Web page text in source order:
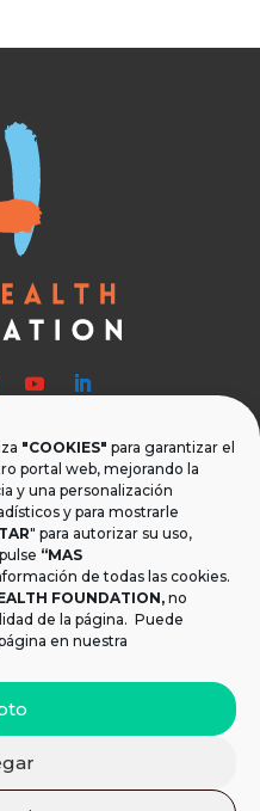
"COOKIES" para garantizar el
portal web, mejorando la
y una personalización
y para mostrarle
" para autorizar su uso,
“MAS
de todas las cookies.
FOUNDATION, no
de la página. Puede
en nuestra
2. 41001, Sevilla.
|Política de